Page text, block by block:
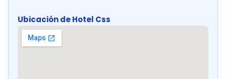
Ubicación de Hotel Css